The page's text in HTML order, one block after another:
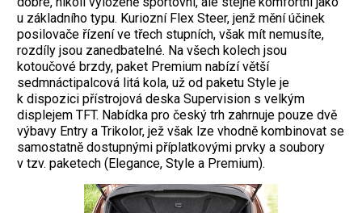
u základního typu. Kuriozní Flex Steer, jenž mění účinek
posilovače řízení ve třech stupních, však mít nemusíte,
rozdíly jsou zanedbatelné. Na všech kolech jsou
kotoučové brzdy, paket Premium nabízí větší
sedmnáctipalcová litá kola, už od paketu Style je
k dispozici přístrojová deska Supervision s velkým
displejem TFT. Nabídka pro český trh zahrnuje pouze dvě
výbavy Entry a Trikolor, jež však lze vhodně kombinovat se
samostatně dostupnými příplatkovými prvky a soubory
v tzv. paketech (Elegance, Style a Premium).